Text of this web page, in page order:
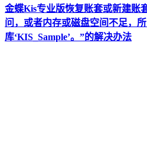
金蝶Kis专业版恢复账套或新建账
问，或者内存或磁盘空间不足，
库‘KIS_Sample’。”的解决办法